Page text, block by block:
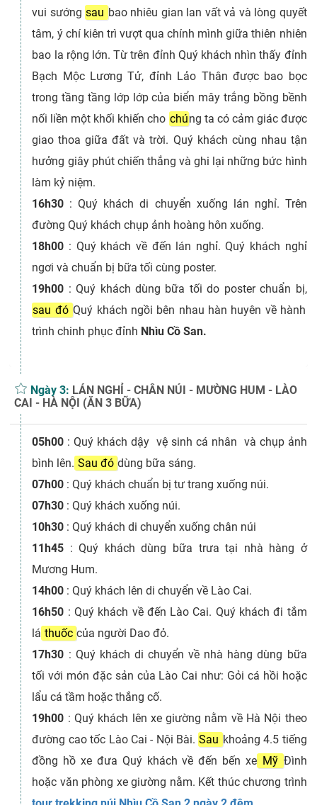
vui sướng sau bao nhiêu gian lan vất vả và lòng quyết
tâm, ý chí kiên trì vượt qua chính mình giữa thiên nhiên
bao la rộng lớn. Từ trên đỉnh Quý khách nhìn thấy đỉnh
Bạch Mộc Lương Tử, đỉnh Lảo Thân được bao bọc
trong tầng tầng lớp lớp của biển mây trắng bồng bềnh
nối liền một khối khiến cho chúng ta có cảm giác được
giao thoa giữa đất và trời. Quý khách cùng nhau tận
hưởng giây phút chiến thắng và ghi lại những bức hình
làm kỷ niệm.
16h30 : Quý khách di chuyển xuống lán nghỉ. Trên
đường Quý khách chụp ảnh hoàng hôn xuống.
18h00 : Quý khách về đến lán nghỉ. Quý khách nghỉ
ngơi và chuẩn bị bữa tối cùng poster.
19h00 : Quý khách dùng bữa tối do poster chuẩn bị,
sau đó Quý khách ngồi bên nhau hàn huyên về hành
trình chinh phục đỉnh Nhìu Cồ San.
Ngày 3: LÁN NGHỈ - CHÂN NÚI - MƯỜNG HUM - LÀO
CAI - HÀ NỘI (ĂN 3 BỮA)
05h00 : Quý khách dậy vệ sinh cá nhân và chụp ảnh
bình lên. Sau đó dùng bữa sáng.
07h00 : Quý khách chuẩn bị tư trang xuống núi.
07h30 : Quý khách xuống núi.
10h30 : Quý khách di chuyển xuống chân núi
11h45 : Quý khách dùng bữa trưa tại nhà hàng ở
Mương Hum.
14h00 : Quý khách lên di chuyển về Lào Cai.
16h50 : Quý khách về đến Lào Cai. Quý khách đi tắm
lá thuốc của người Dao đỏ.
17h30 : Quý khách di chuyển về nhà hàng dùng bữa
tối với món đặc sản của Lào Cai như: Gỏi cá hồi hoặc
lẩu cá tầm hoặc thắng cố.
19h00 : Quý khách lên xe giường nằm về Hà Nội theo
đường cao tốc Lào Cai - Nội Bài. Sau khoảng 4.5 tiếng
đồng hồ xe đưa Quý khách về đến bến xe Mỹ Đình
hoặc văn phòng xe giường nằm. Kết thúc chương trình